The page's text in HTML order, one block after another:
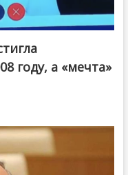
году, а «мечта»